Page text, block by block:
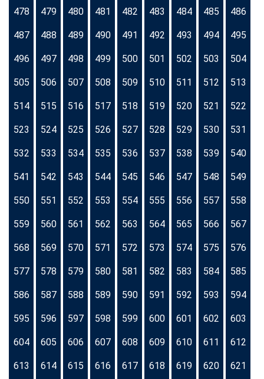
478 479 480 481 482 483 484 485 486
487 488 489 490 491 492 493 494 495
496 497 498 499 500 501 502 503 504
505 506 507 508 509 510 511 512 513
514 515 516 517 518 519 520 521 522
523 524 525 526 527 528 529 530 531
532 533 534 535 536 537 538 539 540
541 542 543 544 545 546 547 548 549
550 551 552 553 554 555 556 557 558
559 560 561 562 563 564 565 566 567
568 569 570 571 572 573 574 575 576
577 578 579 580 581 582 583 584 585
586 587 588 589 590 591 592 593 594
595 596 597 598 599 600 601 602 603
604 605 606 607 608 609 610 611 612
613 614 615 616 617 618 619 620 621